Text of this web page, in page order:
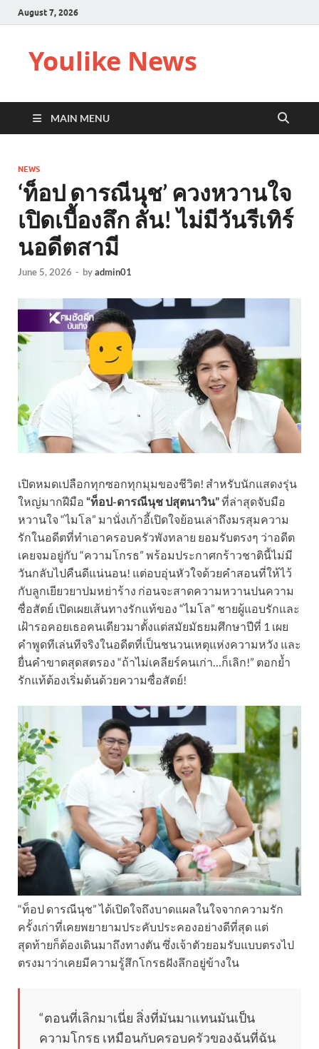
August 7, 2026
Youlike News
MAIN MENU
NEWS
‘ท็อป ดารณีนุช’ ควงหวานใจ
เปิดเบื้องลึก ลั่น! ไม่มีวันรีเทิร์
นอดีตสามี
June 5, 2026 - byadmin01
เปิดหมดเปลือกทุกซอกทุกมุมของชีวิต! สำหรับนักแสดงรุ่น
ใหญ่มากฝีมือ “ท็อป-ดารณีนุช ปสุตนาวิน”ที่ล่าสุดจับมือ
หวานใจ “ไมโล” มานั่งเก้าอี้เปิดใจย้อนเล่าถึงมรสุมความ
รักในอดีตที่ทำเอาครอบครัวพังทลาย ยอมรับตรงๆ ว่าอดีต
เคยจมอยู่กับ “ความโกรธ” พร้อมประกาศกร้าวชาตินี้ไม่มี
วันกลับไปคืนดีแน่นอน! แต่อบอุ่นหัวใจด้วยคำสอนที่ให้ไว้
กับลูกเยียวยาปมหย่าร้าง ก่อนจะสาดความหวานปนความ
ซื่อสัตย์ เปิดเผยเส้นทางรักแท้ของ “ไมโล” ชายผู้แอบรักและ
เฝ้ารอคอยเธอคนเดียวมาตั้งแต่สมัยมัธยมศึกษาปีที่ 1 เผย
คำพูดทีเล่นทีจริงในอดีตที่เป็นชนวนเหตุแห่งความหวัง และ
ยื่นคำขาดสุดสตรอง “ถ้าไม่เคลียร์คนเก่า…ก็เลิก!” ตอกย้ำ
รักแท้ต้องเริ่มต้นด้วยความซื่อสัตย์!
“ท็อป ดารณีนุช” ได้เปิดใจถึงบาดแผลในใจจากความรัก
ครั้งเก่าที่เคยพยายามประคับประคองอย่างดีที่สุด แต่
สุดท้ายก็ต้องเดินมาถึงทางตัน ซึ่งเจ้าตัวยอมรับแบบตรงไป
ตรงมาว่าเคยมีความรู้สึกโกรธฝังลึกอยู่ข้างใน
“ตอนที่เลิกมาเนี่ย สิ่งที่มันมาแทนมันเป็น
ความโกรธ เหมือนกับครอบครัวของฉันที่ฉัน